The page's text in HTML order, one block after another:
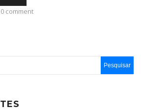
comment